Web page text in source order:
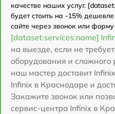
качестве наших услуг.
будет стоить на -15%
сайте через звонок или
[dataset:services:name]
на выезде, если не
оборудования и сложного
наш мастер доставит
Infinix в Краснодаре и
Закажите звонок или
сервис-центра Infinix в